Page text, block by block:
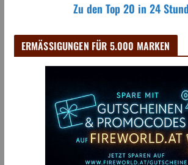
Zu den Top 20 in 24
ERMÄSSIGUNGEN FÜR 5.000 MARKEN